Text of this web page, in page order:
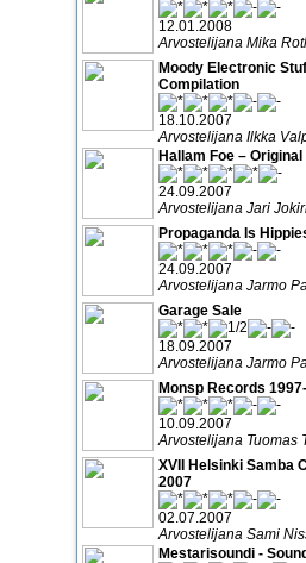
12.01.2008
Arvostelijana Mika
Moody Electronic
Compilation
18.10.2007
Arvostelijana Ilkka
Hallam Foe –
24.09.2007
Arvostelijana Jari
Propaganda Is
24.09.2007
Arvostelijana Jarmo
Garage Sale
18.09.2007
Arvostelijana Jarmo
Monsp Records
10.09.2007
Arvostelijana Tuomas
XVII Helsinki Samba
2007
02.07.2007
Arvostelijana Sami
Mestarisoundi -